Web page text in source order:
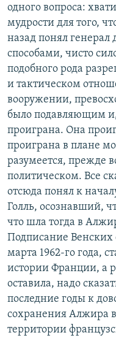
одного вопроса:
мудрости для того,
назад понял генерал
способами, чисто
подобного рода
и тактическом
вооружении,
было подавляющим
проиграна. Она
проиграна в плане
разумеется, прежде
политическом. Все
отсюда понял к
Голль, осознавший,
что шла тогда в
Подписание Венских
марта 1962-го года,
истории Франции, а
оставила, надо
последние годы к
сохранения Алжира
территории